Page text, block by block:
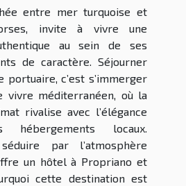
entre mer turquoise et
invite à vivre une
au sein de ses
de caractère. Séjourner
portuaire, c’est s’immerger
vivre méditerranéen, où la
rivalise avec l’élégance
hébergements locaux.
par l’atmosphère
un hôtel à Propriano et
cette destination est